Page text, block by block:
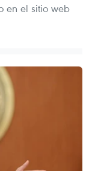
en el sitio web